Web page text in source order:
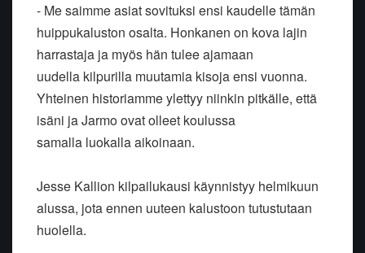
- Me saimme asiat sovituksi ensi kaudelle tämän
huippukaluston osalta. Honkanen on kova lajin
harrastaja ja myös hän tulee ajamaan
uudella kilpurilla muutamia kisoja ensi vuonna.
Yhteinen historiamme ylettyy niinkin pitkälle, että
isäni ja Jarmo ovat olleet koulussa
samalla luokalla aikoinaan.
Jesse Kallion kilpailukausi käynnistyy helmikuun
alussa, jota ennen uuteen kalustoon tutustutaan
huolella.